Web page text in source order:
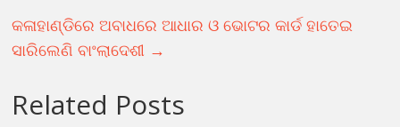
କଳାହାଣ୍ଡିରେ ଅବାଧରେ ଆଧାର ଓ ଭୋଟର କାର୍ଡ ହାତେଇ
ସାରିଲେଣି ବାଂଲାଦେଶୀ →
Related Posts